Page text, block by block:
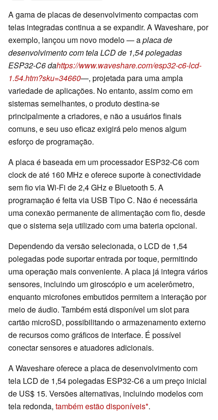
A gama de placas de desenvolvimento compactas com
telas integradas continua a se expandir. A Waveshare, por
exemplo, lançou um novo modelo — aplaca de
desenvolvimento com tela LCD de 1,54 polegadas
ESP32-C6 dahttps://www.waveshare.com/esp32-c6-lcd-
1.54.htm?sku=34660—, projetada para uma ampla
variedade de aplicações. No entanto, assim como em
sistemas semelhantes, o produto destina-se
principalmente a criadores, e não a usuários finais
comuns, e seu uso eficaz exigirá pelo menos algum
esforço de programação.
A placa é baseada em um processador ESP32-C6 com
clock de até 160 MHz e oferece suporte à conectividade
sem fio via Wi-Fi de 2,4 GHz e Bluetooth 5. A
programação é feita via USB Tipo C. Não é necessária
uma conexão permanente de alimentação com fio, desde
que o sistema seja utilizado com uma bateria opcional.
Dependendo da versão selecionada, o LCD de 1,54
polegadas pode suportar entrada por toque, permitindo
uma operação mais conveniente. A placa já integra vários
sensores, incluindo um giroscópio e um acelerômetro,
enquanto microfones embutidos permitem a interação por
meio de áudio. Também está disponível um slot para
cartão microSD, possibilitando o armazenamento externo
de recursos como gráficos de interface. É possível
conectar sensores e atuadores adicionais.
A Waveshare oferece a placa de desenvolvimento com
tela LCD de 1,54 polegadas ESP32-C6 a um preço inicial
de US$ 15. Versões alternativas, incluindo modelos com
tela redonda, também estão disponíveis .